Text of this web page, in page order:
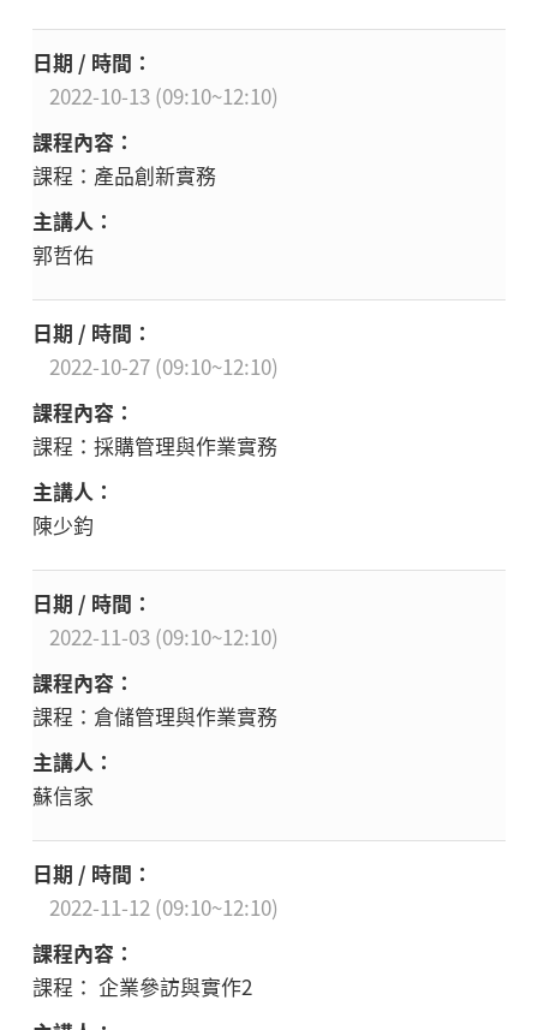
2022-10-13 (09:10~12:10)
課程：產品創新實務
郭哲佑
2022-10-27 (09:10~12:10)
課程：採購管理與作業實務
陳少鈞
2022-11-03 (09:10~12:10)
課程：倉儲管理與作業實務
蘇信家
2022-11-12 (09:10~12:10)
課程： 企業參訪與實作2